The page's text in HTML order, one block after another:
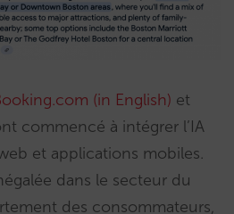
(in English) et
commencé à intégrer l’IA
et applications mobiles.
dans le secteur du
des consommateurs,